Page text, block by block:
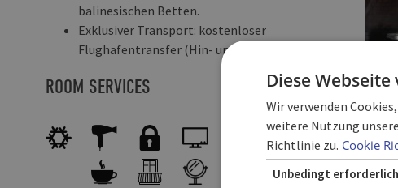
balinesischen Betten.
Exklusiver Transport: kostenloser
Flughafentransfer (Hin- und Rückfahrt).
ROOM SERVICES Diese
Wir verwenden
weitere Nutzung
Richtlinie zu. Cookie
Unbedingt erforderlich